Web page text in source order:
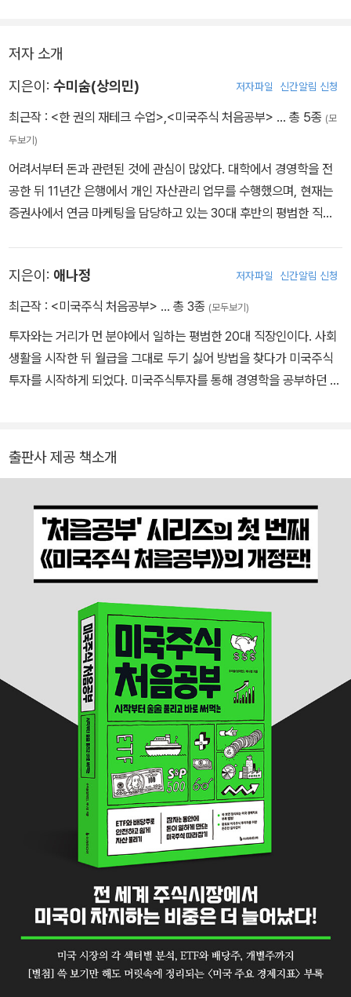
저자 소개
지은이: 수미숨(상의민) 저자파일 신간알림 신청
최근작 : <한 권의 재테크 수업>,<미국주식 처음공부> … 총 5종 (모
두보기)
어려서부터 돈과 관련된 것에 관심이 많았다. 대학에서 경영학을 전
공한 뒤 11년간 은행에서 개인 자산관리 업무를 수행했으며, 현재는
증권사에서 연금 마케팅을 담당하고 있는 30대 후반의 평범한 직장
들었다. 결혼 후 2017년 첫 집을 마련한 것을 시작으로, 6번의 이사
를 거치며 지금의 보금자리에 정착했다. 이 과정에서 얻은 실전 경험
직접 부딪히며 경험하는 것을 선호하며, 그 과정에서 얻은 지식을 주
변 사람들과 나누는 일에서 큰 기쁨을 느낀다. ‘아는 것은 나누고, 모
르는 것은 배운다’라는 모토 아래 18년째 블로그 ‘수미숨 월드’를 운
그 https://blog.naver.com/sum7788 쓰레드 https://www.thr
eads.com/@sum7788
지은이: 애나정 저자파일 신간알림 신청
최근작 : <미국주식 처음공부> … 총 3종 (모두보기)
투자와는 거리가 먼 분야에서 일하는 평범한 20대 직장인이다. 사회
생활을 시작한 뒤 월급을 그대로 두기 싫어 방법을 찾다가 미국주식
투자를 시작하게 되었다. 미국주식투자를 통해 경영학을 공부하던 학
운이 좋았다고 항상 생각하며, 투자금이 넉넉하지 않은 20대들이 투
11월 네이버 경제·비즈니스 분야에서 ‘이달의 블로그’에 선정됐다. *
애나정 블로그 : https://blog.naver.com/annajung1
출판사 제공 책소개